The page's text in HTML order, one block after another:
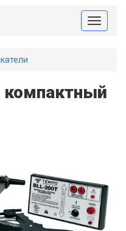
Toggle
компактный